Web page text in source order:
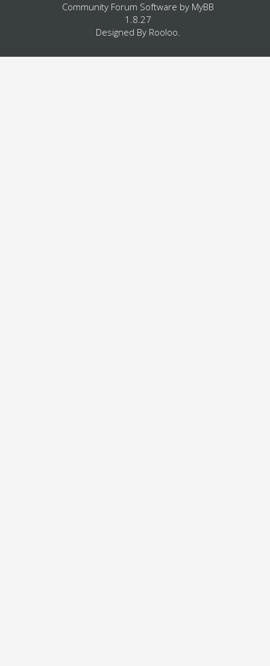
Community Forum Software by MyBB
1.8.27
Designed By Rooloo.